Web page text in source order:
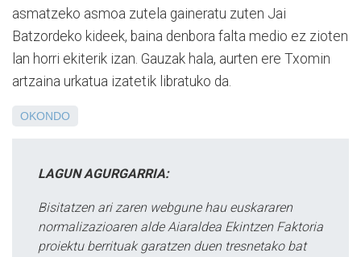
asmatzeko asmoa zutela gaineratu zuten Jai
Batzordeko kideek, baina denbora falta medio ez zioten
lan horri ekiterik izan. Gauzak hala, aurten ere Txomin
artzaina urkatua izatetik libratuko da.
OKONDO
LAGUN AGURGARRIA:
Bisitatzen ari zaren webgune hau euskararen
normalizazioaren alde Aiaraldea Ekintzen Faktoria
proiektu berrituak garatzen duen tresnetako bat